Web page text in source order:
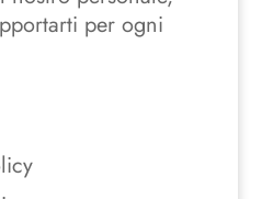
per ogni